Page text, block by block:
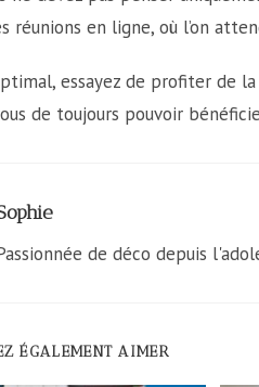
réunions en ligne, où l’on
essayez de profiter de
de toujours pouvoir
de déco depuis
ÉGALEMENT AIMER